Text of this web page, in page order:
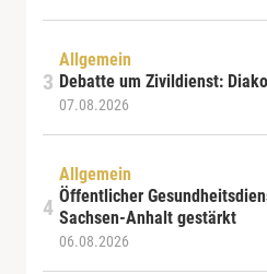
Allgemein
Debatte um Zivildienst:
07.08.2026
Allgemein
Öffentlicher
Sachsen-Anhalt gestärkt
06.08.2026